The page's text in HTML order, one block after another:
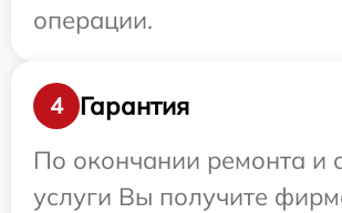
операции.
4
Гарантия
По окончании ремонта и
услуги Вы получите